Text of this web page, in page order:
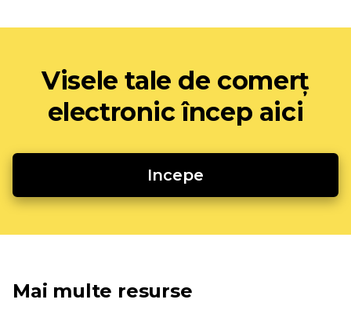
Visele tale de comerț
electronic încep aici
Incepe
Mai multe resurse